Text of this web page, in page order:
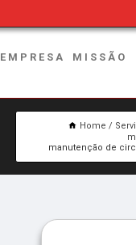
EMPRESA MISSÃO
Home
manutenção de